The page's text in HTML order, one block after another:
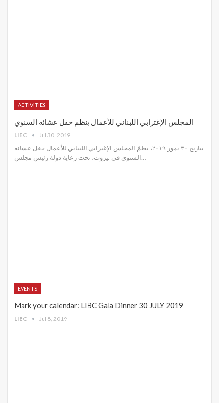
ACTIVITIES
المجلس الإغترابي اللبناني للأعمال ينظم حفل عشائه السنوي
LIBC Jul 30, 2019
بتاريخ ٣٠ تموز ٢٠١٩، نظمّ المجلس الإغترابي اللبناني للأعمال حفل عشائه
السنوي في بيروت، تحت رعاية دولة رئيس مجلس…
EVENTS
Mark your calendar: LIBC Gala Dinner 30 JULY 2019
LIBC Jul 8, 2019